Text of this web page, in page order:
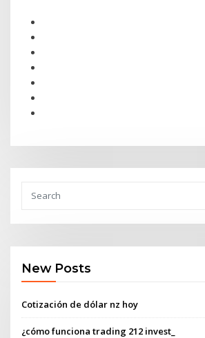
New Posts
Cotización de dólar nz hoy
¿cómo funciona trading 212 invest_